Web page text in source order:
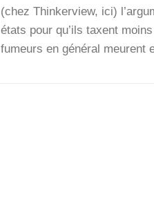
(chez Thin­ker­view, ici)
états pour qu’ils taxent
fumeurs en géné­ral meurent